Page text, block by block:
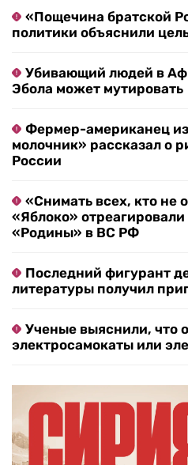
«Пощечина братской
политики объяснили
Убивающий людей в
Эбола может мутировать
Фермер-американец
молочник» рассказал о
России
«Снимать всех, кто не
«Яблоко»
«Родины» в ВС РФ
Последний фигурант
литературы получил
Ученые выяснили, что
электросамокаты или